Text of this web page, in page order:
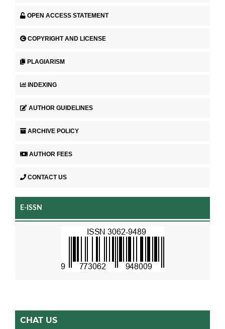
OPEN ACCESS STATEMENT
COPYRIGHT AND LICENSE
PLAGIARISM
INDEXING
AUTHOR GUIDELINES
ARCHIVE POLICY
AUTHOR FEES
CONTACT US
E-ISSN
CHAT US